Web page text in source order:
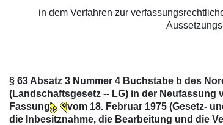
in dem Verfahren zur
§ 63 Absatz 3 Nummer 4 Buchstabe b des
(Landschaftsgesetz -- LG) in der Neufassung
Fassung
vom 18. Februar 1975 (Gesetz-
die Inbesitznahme, die Bearbeitung und die